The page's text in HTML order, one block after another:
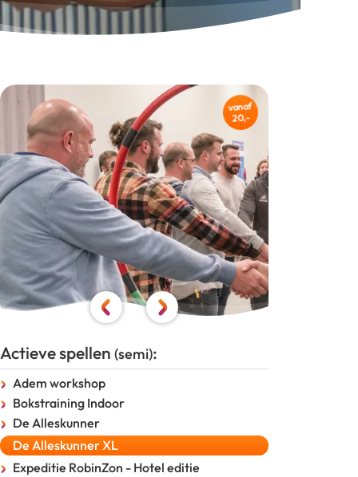
vanaf
20,-
Actieve spellen (semi):
Adem workshop
Bokstraining Indoor
De Alleskunner
De Alleskunner XL
Expeditie RobinZon - Hotel editie